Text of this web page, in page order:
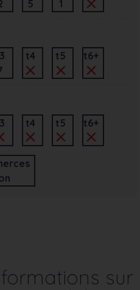
5
1
t4 t5 t6+
t4 t5 t6+
sur